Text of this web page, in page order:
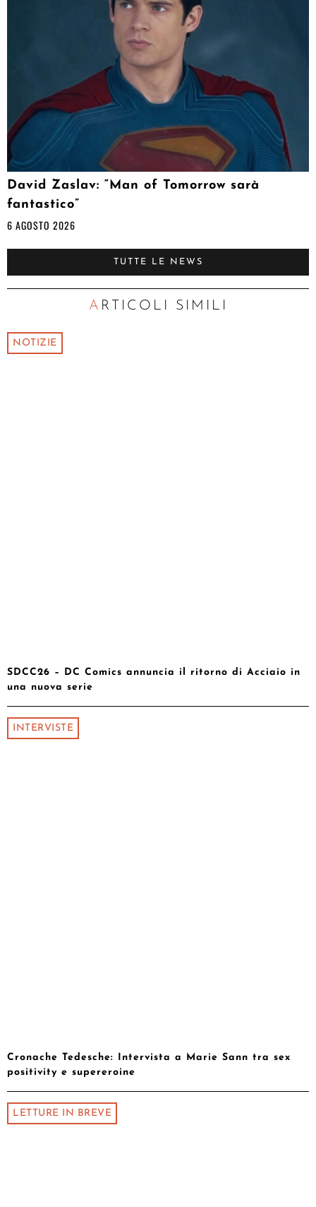
David Zaslav: “Man of Tomorrow sarà
fantastico”
6 AGOSTO 2026
TUTTE LE NEWS
ARTICOLI SIMILI
NOTIZIE
SDCC26 – DC Comics annuncia il ritorno di Acciaio in
una nuova serie
INTERVISTE
Cronache Tedesche: Intervista a Marie Sann tra sex
positivity e supereroine
LETTURE IN BREVE